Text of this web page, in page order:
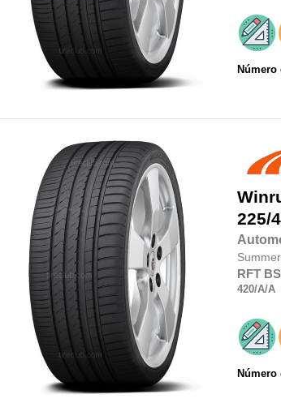
Número
225/
Summer
RFT
420/A/A
Número